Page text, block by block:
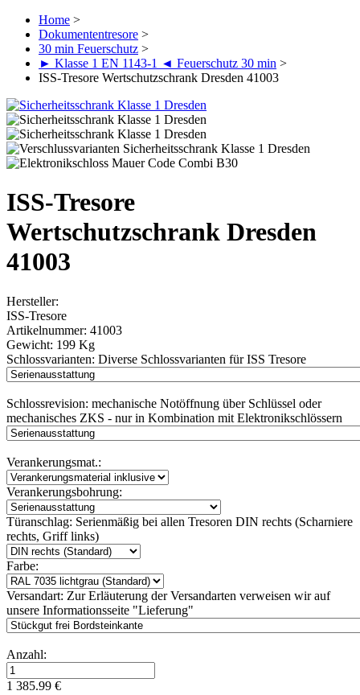
Home >
Dokumententresore >
30 min Feuerschutz >
► Klasse 1 EN 1143-1 ◄ Feuerschutz 30 min >
ISS-Tresore Wertschutzschrank Dresden 41003
ISS-Tresore
Wertschutzschrank Dresden
41003
Hersteller:
ISS-Tresore
Artikelnummer: 41003
Gewicht: 199 Kg
Schlossvarianten: Diverse Schlossvarianten für ISS Tresore
Schlossrevision: mechanische Notöffnung über Schlüssel oder
mechanisches ZKS - nur in Kombination mit Elektronikschlössern
Verankerungsmat.:
Verankerungsbohrung:
Türanschlag: Serienmäßig bei allen Tresoren DIN rechts (Scharniere
rechts, Griff links)
Farbe:
Versandart: Zur Erläuterung der Versandarten verweisen wir auf
unsere Informationsseite "Lieferung"
Anzahl:
1 385.99 €